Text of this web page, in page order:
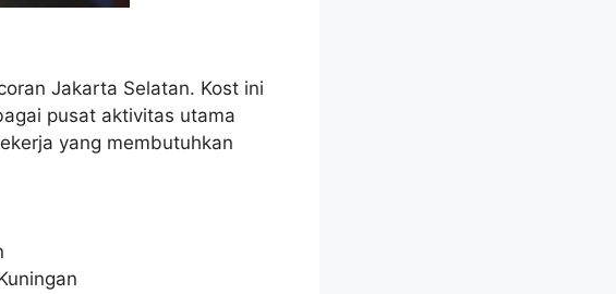
Jakarta Selatan. Kost ini
pusat aktivitas utama
yang membutuhkan